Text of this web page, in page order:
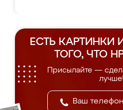
ЕСТЬ КАРТИНКИ
ТОГО, ЧТО
Присылайте —
лучше!